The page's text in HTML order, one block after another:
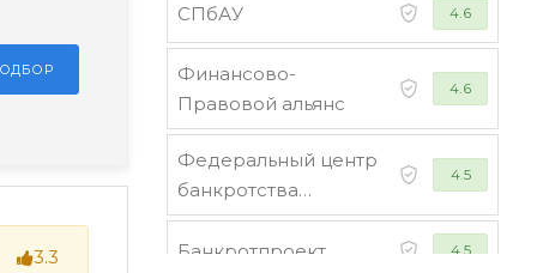
СПбАУ 4.6
Финансово-
Правовой альянс
4.6
Федеральный центр
банкротства
граждан
4.5
Банкротпроект 4.5
3.3